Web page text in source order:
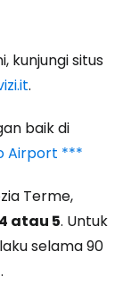
kunjungi situs
.
baik di
Airport ***
Terme,
4 atau 5. Untuk
selama 90